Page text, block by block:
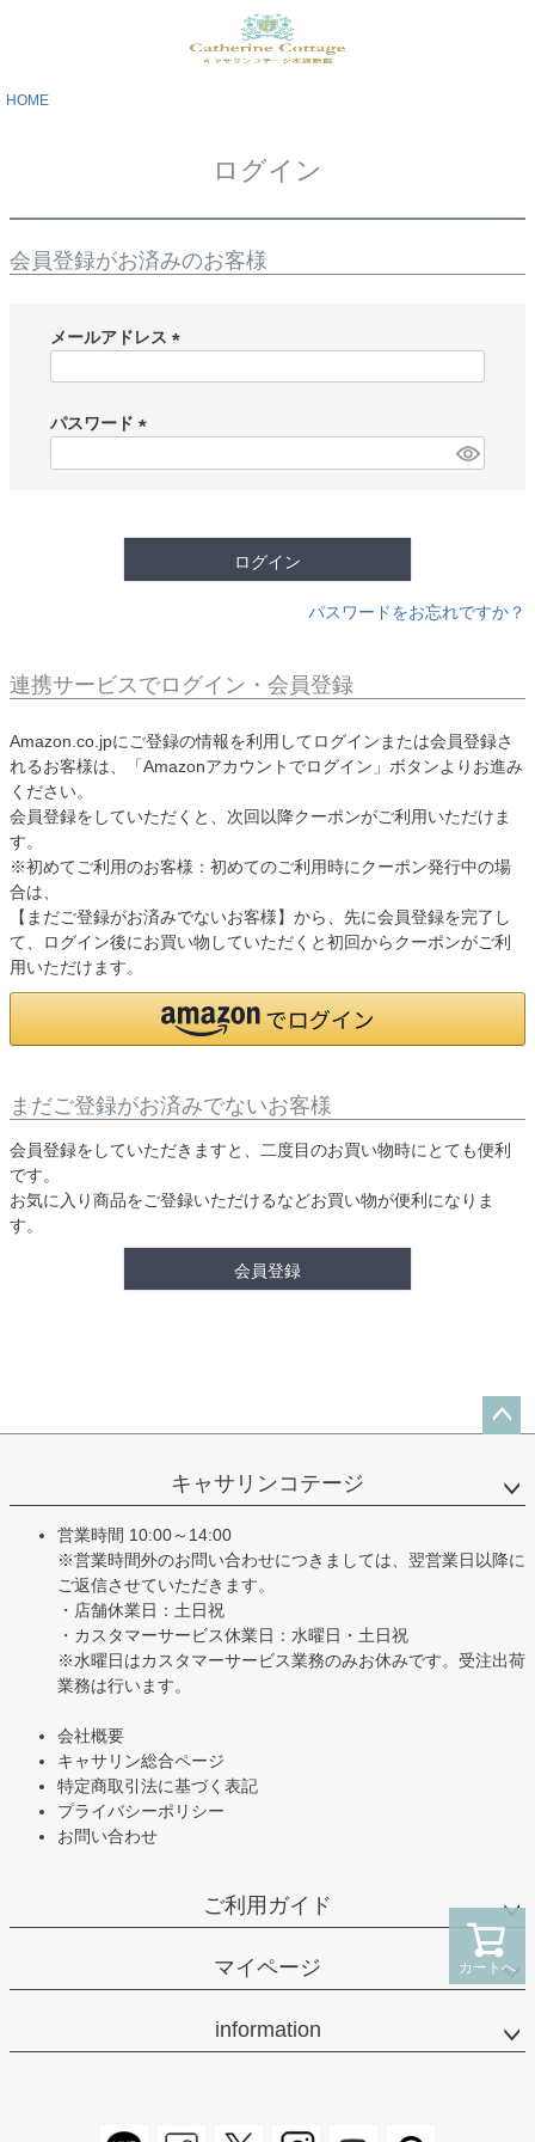
カートへ
HOME
ログイン
会員登録がお済みのお客様
メールアドレス
)
パスワード
ログイン
パスワードをお忘れですか？
連携サービスでログイン・会員登録
Amazon.co.jpにご登録の情報を利用してログインまたは会員登録さ
れるお客様は、「Amazonアカウントでログイン」ボタンよりお進み
ください。
会員登録をしていただくと、次回以降クーポンがご利用いただけま
す。
※初めてご利用のお客様：初めてのご利用時にクーポン発行中の場
合は、
【まだご登録がお済みでないお客様】から、先に会員登録を完了し
て、ログイン後にお買い物していただくと初回からクーポンがご利
用いただけます。
まだご登録がお済みでないお客様
会員登録をしていただきますと、二度目のお買い物時にとても便利
です。
お気に入り商品をご登録いただけるなどお買い物が便利になりま
す。
会員登録
ップ
キャサリンコテージ
営業時間 10:00～14:00
※営業時間外のお問い合わせにつきましては、翌営業日以降に
ご返信させていただきます。
・店舗休業日：土日祝
・カスタマーサービス休業日：水曜日・土日祝
※水曜日はカスタマーサービス業務のみお休みです。受注出荷
業務は行います。
会社概要
キャサリン総合ページ
特定商取引法に基づく表記
プライバシーポリシー
お問い合わせ
ご利用ガイド
マイページ
information